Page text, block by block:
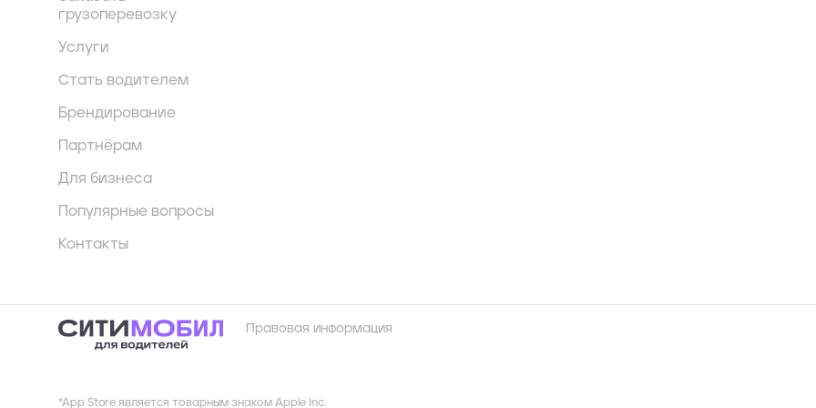
грузоперевозку
Услуги
Стать водителем
Брендирование
Партнёрам
Для бизнеса
Популярные вопросы
Контакты
Правовая информация
*App Store является товарным знаком Apple Inc.